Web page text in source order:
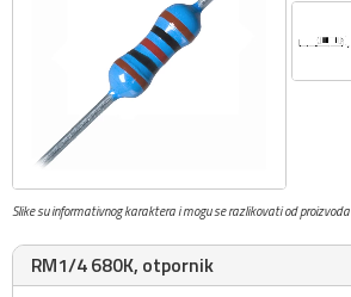
Slike su informativnog karaktera i mogu se razlikovati od proizvoda
RM1/4 680K, otpornik